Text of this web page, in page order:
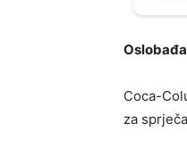
Coca-
za